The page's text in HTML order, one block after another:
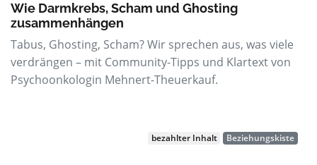
Wie Darmkrebs, Scham und Ghosting
zusammenhängen
Tabus, Ghosting, Scham? Wir sprechen aus, was viele
verdrängen – mit Community-Tipps und Klartext von
Psychoonkologin Mehnert-Theuerkauf.
bezahlter Inhalt Beziehungskiste